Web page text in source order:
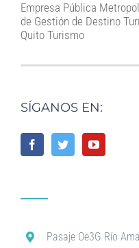
Empresa Pública
de Gestión de Destino
Quito Turismo
SÍGANOS EN:
Pasaje Oe3G Río